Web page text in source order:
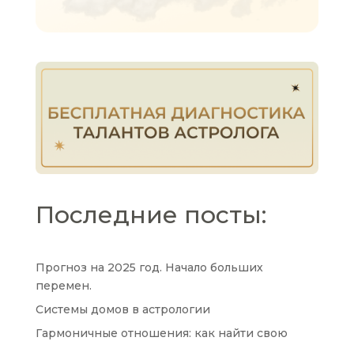
Последние посты:
Прогноз на 2025 год. Начало больших
перемен.
Системы домов в астрологии
Гармоничные отношения: как найти свою